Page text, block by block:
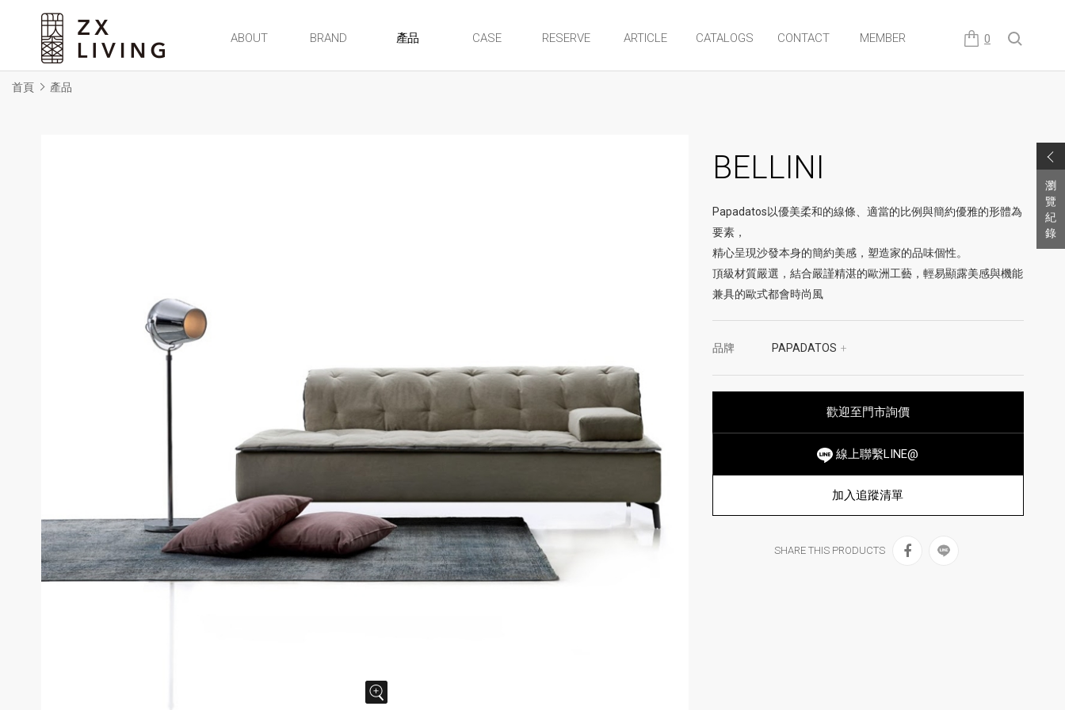
0
朕璽國際ZX LIVING官方網站
ABOUT BRAND CASE RESERVE ARTICLE CATALOGS CONTACT MEMBER
首頁 產品
瀏
覽
紀
錄
BELLINI
Papadatos以優美柔和的線條、適當的比例與簡約優雅的形體為
要素，
精心呈現沙發本身的簡約美感，塑造家的品味個性。
頂級材質嚴選，結合嚴謹精湛的歐洲工藝，輕易顯露美感與機能
兼具的歐式都會時尚風
品牌 PAPADATOS +
歡迎至門市詢價
線上聯繫LINE@
加入追蹤清單
SHARE THIS PRODUCTS